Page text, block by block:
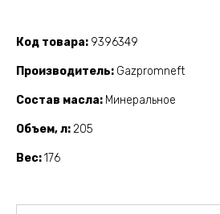
Код товара 9396349
Производитель Gazpromneft
Состав масла Минеральное
Объем, л 205
Вес 176